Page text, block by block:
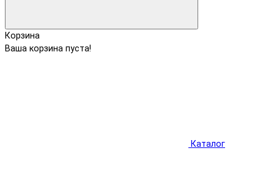
Корзина
Ваша корзина пуста!
Каталог